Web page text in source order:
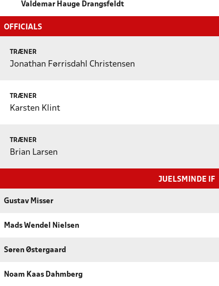
Valdemar Hauge Drangsfeldt
OFFICIALS
TRÆNER
Jonathan Førrisdahl Christensen
TRÆNER
Karsten Klint
TRÆNER
Brian Larsen
JUELSMINDE IF
Gustav Misser
Mads Wendel Nielsen
Søren Østergaard
Noam Kaas Dahmberg